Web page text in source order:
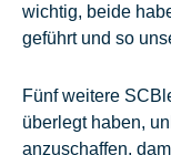
wichtig, beide
geführt und so
Fünf weitere
überlegt haben,
anzuschaffen,